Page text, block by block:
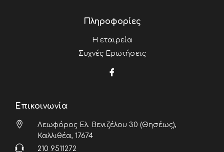
Πληροφορίες
Η εταιρεία
Συχνές Ερωτήσεις
Επικοινωνία
Λεωφόρος Ελ. Βενιζέλου 30 (Θησέως),
Καλλιθέα, 17674
210 9511272